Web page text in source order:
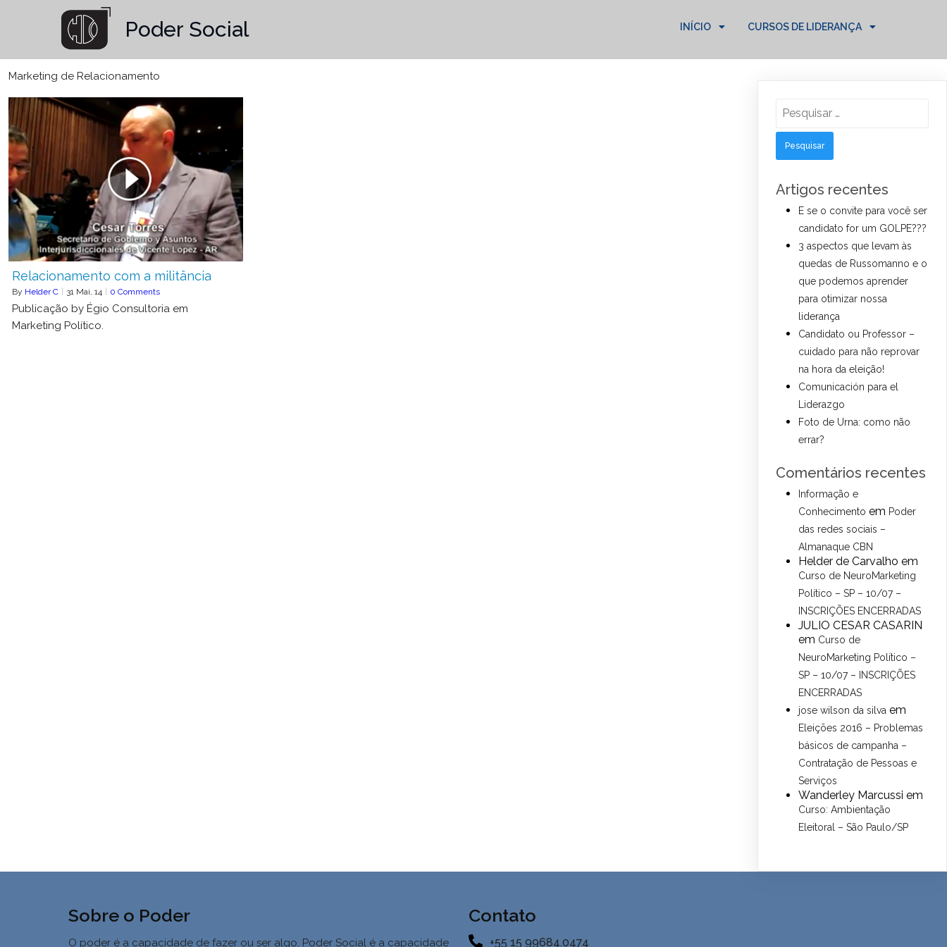
Poder Social INÍCIO CURSOS DE LIDERANÇA
Marketing de Relacionamento
Relacionamento com a militância
By Helder C | 31 Mai, 14 | 0 Comments
Publicação by Égio Consultoria em
Marketing Político.
por:
Artigos recentes
E se o convite para você ser
candidato for um GOLPE???
3 aspectos que levam às
quedas de Russomanno e o
que podemos aprender
para otimizar nossa
liderança
Candidato ou Professor –
cuidado para não reprovar
na hora da eleição!
Comunicación para el
Liderazgo
Foto de Urna: como não
errar?
Comentários recentes
Informação e
Conhecimento em Poder
das redes sociais –
Almanaque CBN
Helder de Carvalho em
Curso de NeuroMarketing
Político – SP – 10/07 –
INSCRIÇÕES ENCERRADAS
JULIO CESAR CASARIN
em Curso de
NeuroMarketing Político –
SP – 10/07 – INSCRIÇÕES
ENCERRADAS
jose wilson da silva em
Eleições 2016 – Problemas
básicos de campanha –
Contratação de Pessoas e
Serviços
Wanderley Marcussi em
Curso: Ambientação
Eleitoral – São Paulo/SP
Sobre o Poder
O poder é a capacidade de fazer ou ser algo. Poder Social é a capacidade
Contato
+55 15 99684.0474